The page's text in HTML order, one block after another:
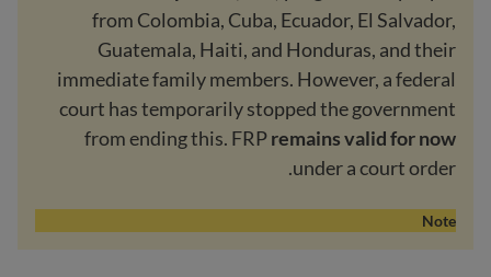
from Colombia, Cuba, Ecuador, El Salvador,
Guatemala, Haiti, and Honduras, and their
immediate family members. However, a federal
court has temporarily stopped the government
from ending this. FRPremains valid for now
under a court order.
Note